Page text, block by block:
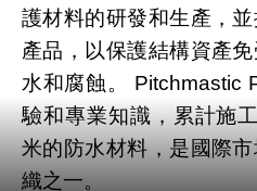
護材料的研發和生產，
產品，以保護結構資產
水和腐蝕。 Pitchmastic
驗和專業知識，累計施
米的防水材料，是國際
織之一。